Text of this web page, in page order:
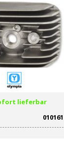
lieferbar
010161